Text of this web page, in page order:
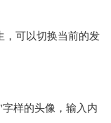
，可以切换当前的发
样的头像，输入内